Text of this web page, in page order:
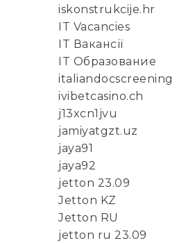
iskonstrukcije.hr
IT Vacancies
IT Вакансії
IT Образование
italiandocscreening
ivibetcasino.ch
j13xcn1jvu
jamiyatgzt.uz
jaya91
jaya92
jetton 23.09
Jetton KZ
Jetton RU
jetton ru 23.09